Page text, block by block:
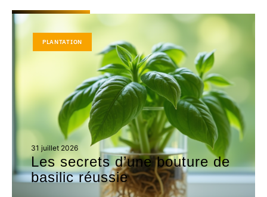
PLANTATION
31 juillet 2026
Les secrets d’une bouture de
basilic réussie